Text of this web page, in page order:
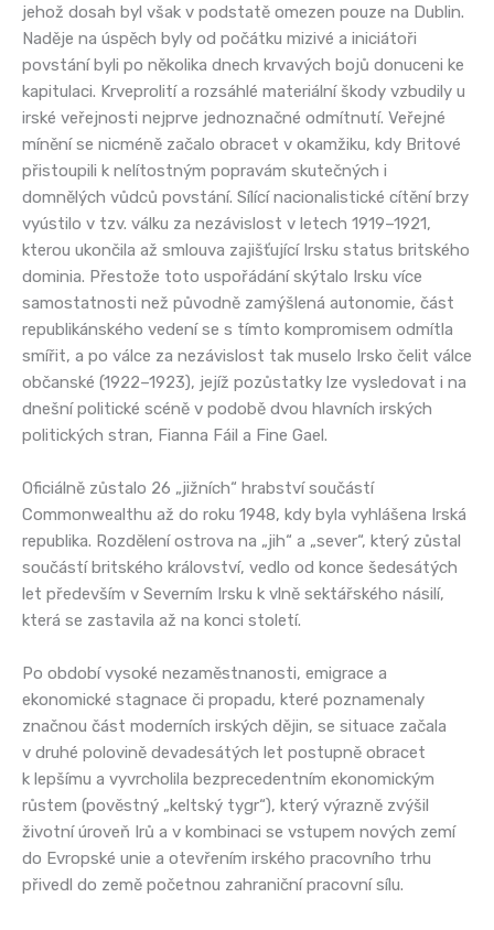
jehož dosah byl však v podstatě omezen pouze na Dublin.
Naděje na úspěch byly od počátku mizivé a iniciátoři
povstání byli po několika dnech krvavých bojů donuceni ke
kapitulaci. Krveprolití a rozsáhlé materiální škody vzbudily u
irské veřejnosti nejprve jednoznačné odmítnutí. Veřejné
mínění se nicméně začalo obracet v okamžiku, kdy Britové
přistoupili k nelítostným popravám skutečných i
domnělých vůdců povstání. Sílící nacionalistické cítění brzy
vyústilo v tzv. válku za nezávislost v letech 1919–1921,
kterou ukončila až smlouva zajišťující Irsku status britského
dominia. Přestože toto uspořádání skýtalo Irsku více
samostatnosti než původně zamýšlená autonomie, část
republikánského vedení se s tímto kompromisem odmítla
smířit, a po válce za nezávislost tak muselo Irsko čelit válce
občanské (1922–1923), jejíž pozůstatky lze vysledovat i na
dnešní politické scéně v podobě dvou hlavních irských
politických stran, Fianna Fáil a Fine Gael.
Oficiálně zůstalo 26 „jižních“ hrabství součástí
Commonwealthu až do roku 1948, kdy byla vyhlášena Irská
republika. Rozdělení ostrova na „jih“ a „sever“, který zůstal
součástí britského království, vedlo od konce šedesátých
let především v Severním Irsku k vlně sektářského násilí,
která se zastavila až na konci století.
Po období vysoké nezaměstnanosti, emigrace a
ekonomické stagnace či propadu, které poznamenaly
značnou část moderních irských dějin, se situace začala
v druhé polovině devadesátých let postupně obracet
k lepšímu a vyvrcholila bezprecedentním ekonomickým
růstem (pověstný „keltský tygr“), který výrazně zvýšil
životní úroveň Irů a v kombinaci se vstupem nových zemí
do Evropské unie a otevřením irského pracovního trhu
přivedl do země početnou zahraniční pracovní sílu.